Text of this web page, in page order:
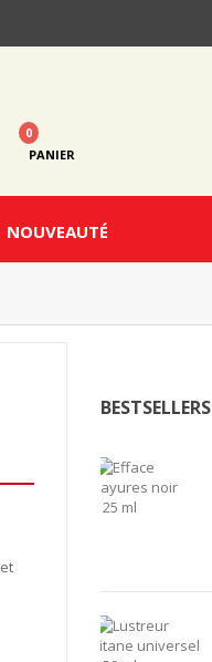
PANIER
0
NOUVEAUTÉ
BESTSELLERS